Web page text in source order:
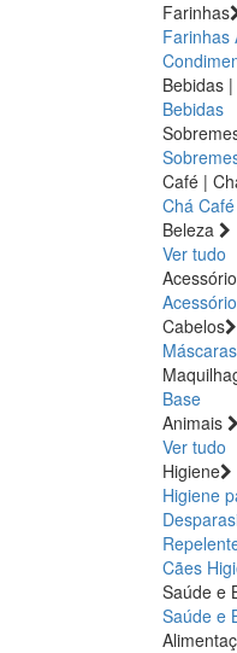
Farinhas
Farinhas
Bebidas
Bebidas
Café |
Chá Café
Beleza
Ver tudo
Cabelos
Máscaras
Base
Animais
Ver tudo
Higiene
Higiene
Cães
Saúde e
Saúde e